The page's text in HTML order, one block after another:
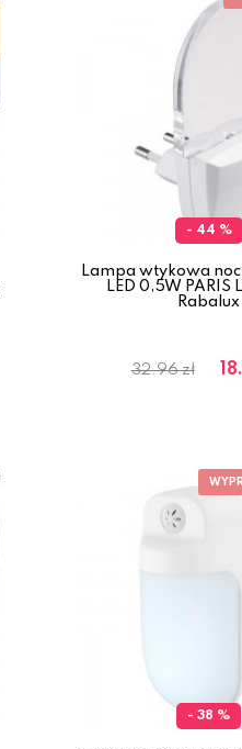
- 44 %
Lampa wtykowa
LED 0,5W PARIS
Rabalux
32.96 zł
- 38 %